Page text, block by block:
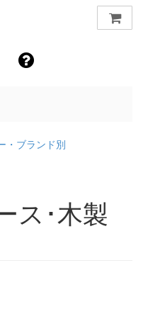
・ブランド別
ス･木製